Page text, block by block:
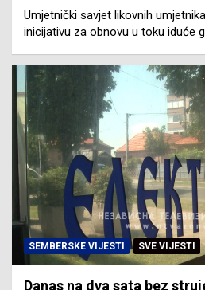
Umjetnički savjet likovnih
inicijativu za obnovu u toku iduće
SEMBERSKE VIJESTI SVE VIJESTI
Danas na dva sata bez